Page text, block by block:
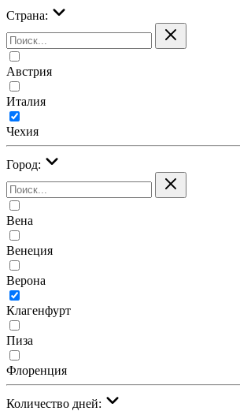
Страна:
Австрия
Италия
Чехия
Город:
Вена
Венеция
Верона
Клагенфурт
Пиза
Флоренция
Количество дней: